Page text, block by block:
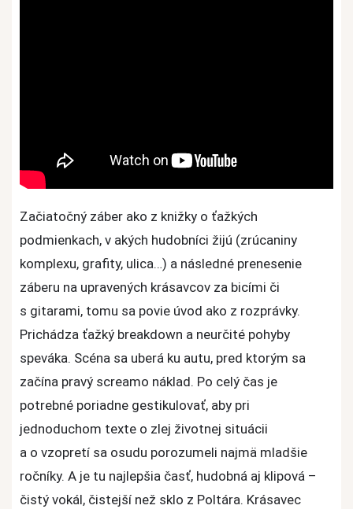
Začiatočný záber ako z knižky o ťažkých
podmienkach, v akých hudobníci žijú (zrúcaniny
komplexu, grafity, ulica…) a následné prenesenie
záberu na upravených krásavcov za bicími či
s gitarami, tomu sa povie úvod ako z rozprávky.
Prichádza ťažký breakdown a neurčité pohyby
speváka. Scéna sa uberá ku autu, pred ktorým sa
začína pravý screamo náklad. Po celý čas je
potrebné poriadne gestikulovať, aby pri
jednoduchom texte o zlej životnej situácii
a o vzopretí sa osudu porozumeli najmä mladšie
ročníky. A je tu najlepšia časť, hudobná aj klipová –
čistý vokál, čistejší než sklo z Poltára. Krásavec